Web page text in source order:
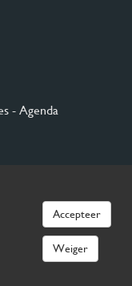
- Agenda
Accepteer
Weiger